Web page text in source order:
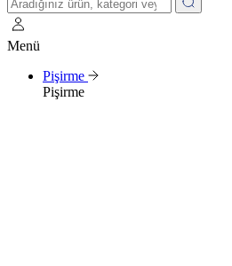
Menü
Pişirme
Pişirme